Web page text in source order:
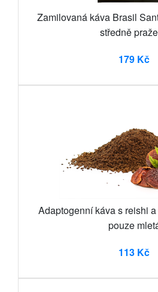
Zamilovaná káva Brasil
středně
179 Kč
Adaptogenní káva s reishi
pouze
113 Kč